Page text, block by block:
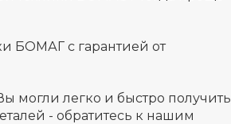
БОМАГ с гарантией от
могли легко и быстро получить
- обратитесь к нашим